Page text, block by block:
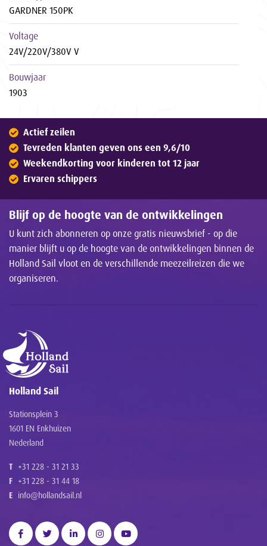
GARDNER 150PK
Voltage
24V/220V/380V V
Bouwjaar
1903
Actief zeilen
Tevreden klanten geven ons een 9,6/10
Weekendkorting voor kinderen tot 12 jaar
Ervaren schippers
Blijf op de hoogte van de ontwikkelingen
U kunt zich abonneren op onze gratis nieuwsbrief - op die
manier blijft u op de hoogte van de ontwikkelingen binnen de
Holland Sail vloot en de verschillende meezeilreizen die we
organiseren.
Holland Sail
Stationsplein 3
1601 EN Enkhuizen
Nederland
T +31 228 - 31 21 33
F +31 228 - 31 44 18
E info@hollandsail.nl